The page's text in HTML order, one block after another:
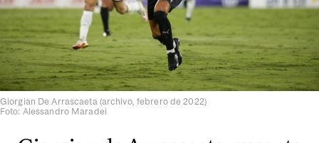
Giorgian De Arrascaeta (archivo, febrero de 2022)
Foto: Alessandro Maradei